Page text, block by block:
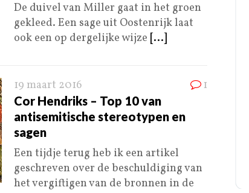
De duivel van Miller gaat in het groen
gekleed. Een sage uit Oostenrijk laat
ook een op dergelijke wijze [...]
19 maart 2016 1
Cor Hendriks – Top 10 van
antisemitische stereotypen en
sagen
Een tijdje terug heb ik een artikel
geschreven over de beschuldiging van
het vergiftigen van de bronnen in de